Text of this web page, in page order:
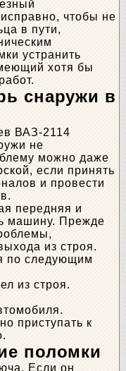
чтобы не
в пути,
устранить
хотя бы
снаружи в
ВАЗ-2114
не
можно даже
если принять
и провести
передняя и
машину. Прежде
из строя.
по следующим
из строя.
приступать к
поломки
Если он